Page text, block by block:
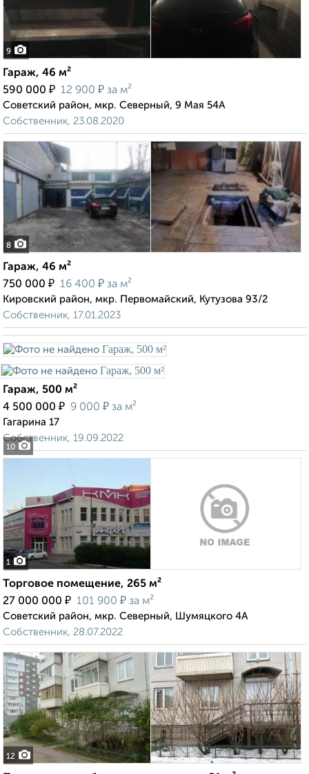
9
Гараж, 46 м²
590 000 ₽ 12 900 ₽ за м²
Советский район, мкр. Северный, 9 Мая 54А
Собственник, 23.08.2020
8
Гараж, 46 м²
750 000 ₽ 16 400 ₽ за м²
Кировский район, мкр. Первомайский, Кутузова 93/2
Собственник, 17.01.2023
10
Гараж, 500 м²
4 500 000 ₽ 9 000 ₽ за м²
Гагарина 17
Собственник, 19.09.2022
1
Торговое помещение, 265 м²
27 000 000 ₽ 101 900 ₽ за м²
Советский район, мкр. Северный, Шумяцкого 4А
Собственник, 28.07.2022
12